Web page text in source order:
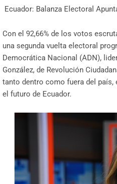
Ecuador: Balanza Electoral
Con el 92,66% de los votos
una segunda vuelta electoral
Democrática Nacional (ADN),
González, de Revolución
tanto dentro como fuera del
el futuro de Ecuador.